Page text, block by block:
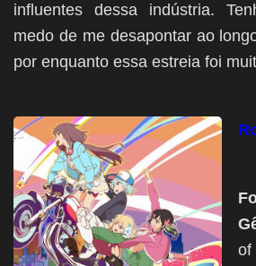
influentes dessa indústria.
medo de me desapontar ao
por enquanto essa estreia foi